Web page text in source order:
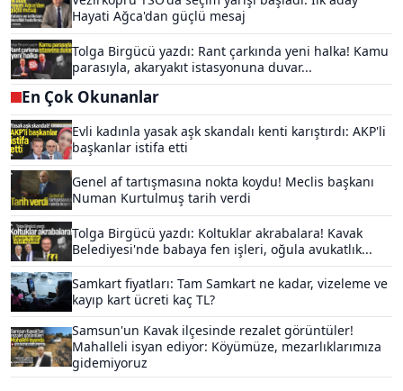
Hayati Ağca'dan güçlü mesaj
Tolga Birgücü yazdı: Rant çarkında yeni halka! Kamu
parasıyla, akaryakıt istasyonuna duvar...
En Çok Okunanlar
Evli kadınla yasak aşk skandalı kenti karıştırdı: AKP'li
başkanlar istifa etti
Genel af tartışmasına nokta koydu! Meclis başkanı
Numan Kurtulmuş tarih verdi
Tolga Birgücü yazdı: Koltuklar akrabalara! Kavak
Belediyesi'nde babaya fen işleri, oğula avukatlık...
Samkart fiyatları: Tam Samkart ne kadar, vizeleme ve
kayıp kart ücreti kaç TL?
Samsun'un Kavak ilçesinde rezalet görüntüler!
Mahalleli isyan ediyor: Köyümüze, mezarlıklarımıza
gidemiyoruz